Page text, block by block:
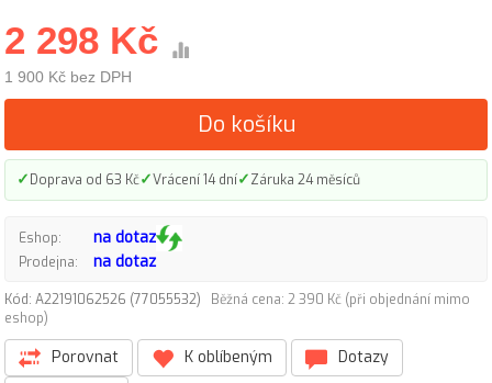
2 298 Kč
1 900 Kč bez DPH
Do košíku
✓Doprava od 63 Kč✓Vrácení 14 dní✓Záruka 24 měsíců
Eshop: na dotaz
Prodejna: na dotaz
Kód: A22191062526 (77055532)
Běžná cena: 2 390 Kč (při objednání mimo
eshop)
Porovnat K oblíbeným
Dotazy